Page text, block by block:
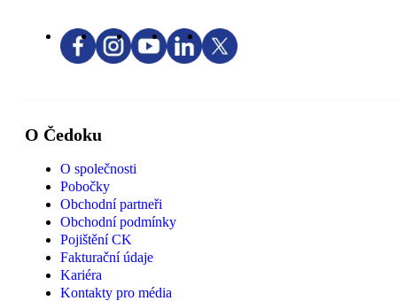
O Čedoku
O společnosti
Pobočky
Obchodní partneři
Obchodní podmínky
Pojištění CK
Fakturační údaje
Kariéra
Kontakty pro média